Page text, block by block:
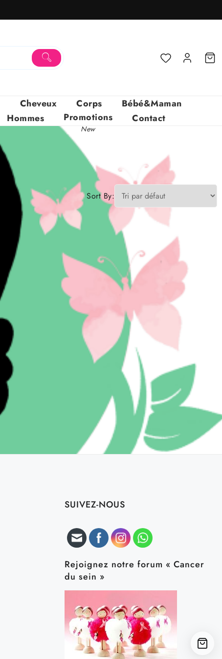
Cheveux Corps
Bébé&Maman
Hommes Promotions
New
Contact
Sort By:
SUIVEZ-NOUS
Rejoignez notre forum « Cancer
du sein »